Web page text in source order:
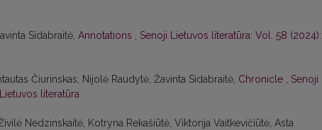
Sidabraitė, Annotations , Senoji Lietuvos literatūra: Vol. 58 (2024):
Čiurinskas, Nijolė Raudytė, Žavinta Sidabraitė, Chronicle , Senoji
literatūra
Nedzinskaitė, Kotryna Rekašiūtė, Viktorija Vaitkevičiūtė, Asta